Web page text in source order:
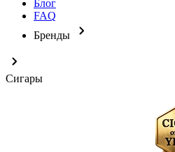
Блог
FAQ
Бренды
Сигары